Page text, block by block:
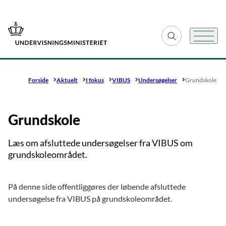
Gå til forsiden Fold søgefelt ud
Menu
Forside Aktuelt I fokus VIBUS Undersøgelser Grundskole
Grundskole
Læs om afsluttede undersøgelser fra VIBUS om
grundskoleområdet.
På denne side offentliggøres der løbende afsluttede
undersøgelse fra VIBUS på grundskoleområdet.